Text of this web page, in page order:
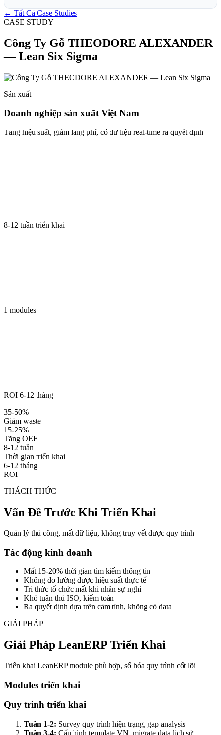
← Tất Cả Case Studies
CASE STUDY
Công Ty Gỗ THEODORE ALEXANDER
— Lean Six Sigma
Sản xuất
Doanh nghiệp sản xuất Việt Nam
Tăng hiệu suất, giảm lãng phí, có dữ liệu real-time ra quyết định
8-12 tuần triển khai
1 modules
ROI 6-12 tháng
35-50%
Giảm waste
15-25%
Tăng OEE
8-12 tuần
Thời gian triển khai
6-12 tháng
ROI
THÁCH THỨC
Vấn Đề Trước Khi Triển Khai
Quản lý thủ công, mất dữ liệu, không truy vết được quy trình
Tác động kinh doanh
Mất 15-20% thời gian tìm kiếm thông tin
Không đo lường được hiệu suất thực tế
Tri thức tổ chức mất khi nhân sự nghỉ
Khó tuân thủ ISO, kiểm toán
Ra quyết định dựa trên cảm tính, không có data
GIẢI PHÁP
Giải Pháp LeanERP Triển Khai
Triển khai LeanERP module phù hợp, số hóa quy trình cốt lõi
Modules triển khai
Quy trình triển khai
Tuần 1-2: Survey quy trình hiện trạng, gap analysis
Tuần 3-4: Cấu hình template VN, migrate data lịch sử